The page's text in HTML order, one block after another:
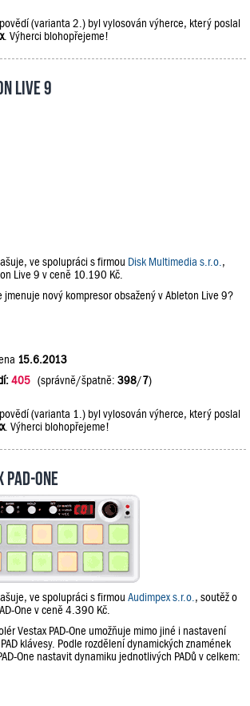
(varianta 2.) byl vylosován výherce, který poslal
. Výherci blohopřejeme!
Live 9
ve spolupráci s firmou Disk Multimedia s.r.o.,
Live 9 v ceně 10.190 Kč.
jmenuje nový kompresor obsažený v Ableton Live 9?
15.6.2013
405 (správně/špatně: 398/7)
(varianta 1.) byl vylosován výherce, který poslal
. Výherci blohopřejeme!
One
ve spolupráci s firmou Audimpex s.r.o. , soutěž o
One v ceně 4.390 Kč.
Vestax PAD-One umožňuje mimo jiné i nastavení
klávesy. Podle rozdělení dynamických znamének
One nastavit dynamiku jednotlivých PADů v celkem: